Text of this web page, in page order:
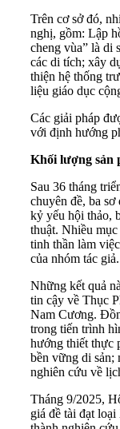
Trên cơ sở đó,
nghị, gồm: Lập
cheng vùa” là di
các di tích; xây
thiện hệ thống
liệu giáo dục
Các giải pháp
với định hướng
Khối lượng sản
Sau 36 tháng
chuyên đề, ba sơ
kỷ yếu hội thảo,
thuật. Nhiều
tinh thần làm
của nhóm tác giả.
Những kết quả
tin cậy về Thục
Nam Cương.
trong tiến trình
hướng thiết thực
bền vững di sản;
nghiên cứu về
Tháng 9/2025,
giá đề tài đạt